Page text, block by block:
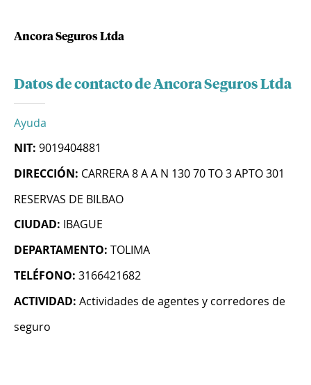
Ancora Seguros Ltda
Datos de contacto de Ancora Seguros Ltda
Ayuda
NIT: 9019404881
DIRECCIÓN: CARRERA 8 A A N 130 70 TO 3 APTO 301
RESERVAS DE BILBAO
CIUDAD: IBAGUE
DEPARTAMENTO: TOLIMA
TELÉFONO: 3166421682
ACTIVIDAD: Actividades de agentes y corredores de
seguro